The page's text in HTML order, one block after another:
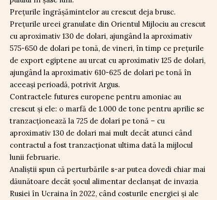
Prețurile îngrășămintelor au crescut deja brusc.
Prețurile ureei granulate din Orientul Mijlociu au crescut
cu aproximativ 130 de dolari, ajungând la aproximativ
575-650 de dolari pe tonă, de vineri, în timp ce prețurile
de export egiptene au urcat cu aproximativ 125 de dolari,
ajungând la aproximativ 610-625 de dolari pe tonă în
aceeași perioadă, potrivit Argus.
Contractele futures europene pentru amoniac au
crescut și ele: o marfă de 1.000 de tone pentru aprilie se
tranzacționează la 725 de dolari pe tonă – cu
aproximativ 130 de dolari mai mult decât atunci când
contractul a fost tranzacționat ultima dată la mijlocul
lunii februarie.
Analiștii spun că perturbările s-ar putea dovedi chiar mai
dăunătoare decât șocul alimentar declanșat de invazia
Rusiei în Ucraina în 2022, când costurile energiei și ale